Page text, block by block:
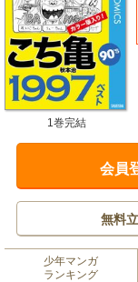
1巻完結
会員
無料
少年マンガ
ランキング